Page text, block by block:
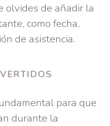
olvides de añadir la
como fecha,
de asistencia.
para que
durante la